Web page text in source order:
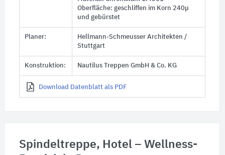
Oberfläche: geschliffen im Korn 240μ
und gebürstet
Planer:
Hellmann-Schmeusser Architekten /
Stuttgart
Konstruktion: Nautilus Treppen GmbH & Co. KG
Download Datenblatt als PDF
Spindeltreppe, Hotel – Wellness-